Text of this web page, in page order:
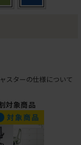
スターの仕様について
対象商品